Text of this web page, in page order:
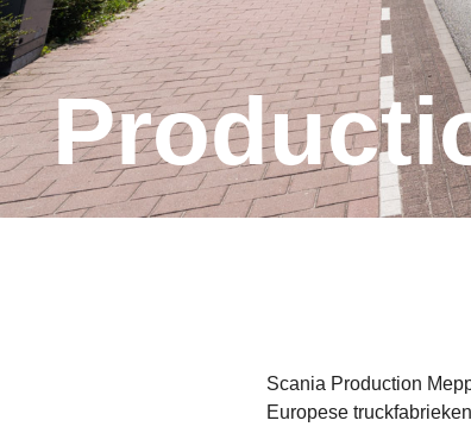
Scania Production
Europese